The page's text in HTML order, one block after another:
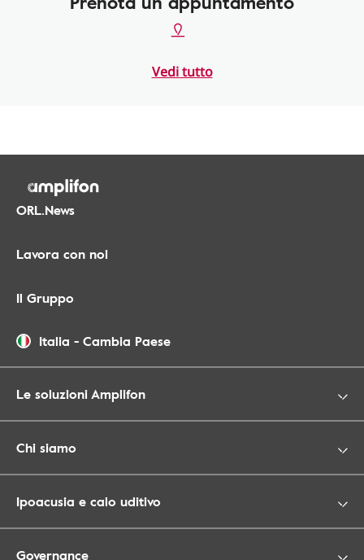
Vedi tutto
ORL.News
Lavora con noi
Il Gruppo
Italia - Cambia Paese
Le soluzioni Amplifon
Chi siamo
Ipoacusia e calo uditivo
Governance